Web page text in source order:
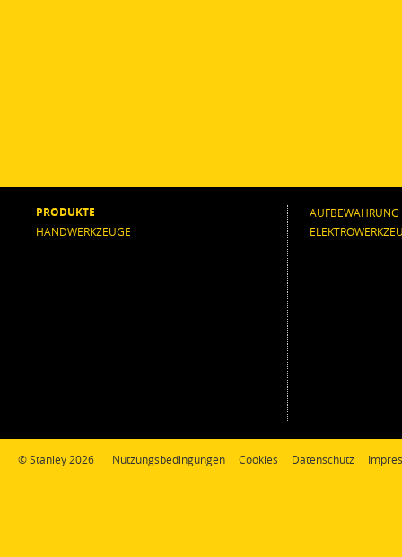
PRODUKTE
HANDWERKZEUGE
AUFBEWAHRUNG
© Stanley 2026 Nutzungsbedingungen Cookies Datenschutz